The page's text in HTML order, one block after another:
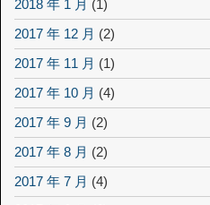
2018 年 1 月 (1)
2017 年 12 月 (2)
2017 年 11 月 (1)
2017 年 10 月 (4)
2017 年 9 月 (2)
2017 年 8 月 (2)
2017 年 7 月 (4)